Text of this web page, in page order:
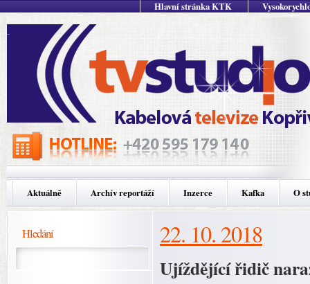
Hlavní stránka KTK
Aktuálně Archív reportáží Inzerce Kafka O
Hledání 22. 10. 2018
Ujíždějící řidič